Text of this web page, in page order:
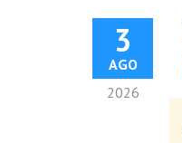
3
AGO
2026